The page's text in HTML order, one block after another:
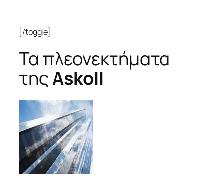
[/toggle]
Τα πλεονεκτήματα
τηςAskoll